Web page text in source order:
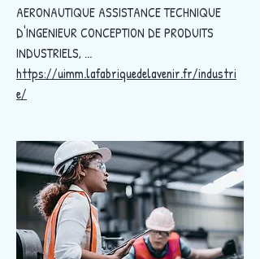
AERONAUTIQUE ASSISTANCE TECHNIQUE
D'INGENIEUR CONCEPTION DE PRODUITS
INDUSTRIELS, ...
https://uimm.lafabriquedelavenir.fr/industri
e/